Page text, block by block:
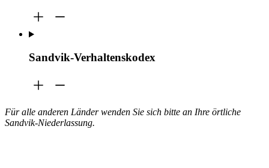
Sandvik-Verhaltenskodex
Für alle anderen Länder wenden Sie sich bitte an Ihre örtliche
Sandvik-Niederlassung.